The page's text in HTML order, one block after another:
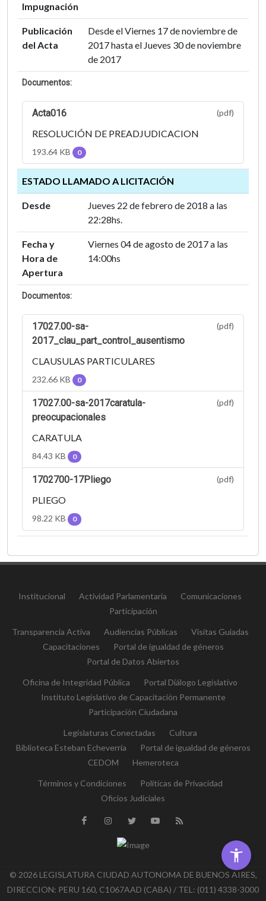
Impugnación
Publicación
del Acta
Desde el Viernes 17 de noviembre de
2017 hasta el Jueves 30 de noviembre
de 2017
Documentos:
Acta016 (pdf)
RESOLUCIÓN DE PREADJUDICACION
193.64 KB 0
ESTADO LLAMADO A LICITACIÓN
Desde
Jueves 22 de febrero de 2018 a las
22:28hs.
Fecha y
Hora de
Apertura
Viernes 04 de agosto de 2017 a las
14:00hs
Documentos:
17027.00-sa-
2017_clau_part_control_ausentismo
(pdf)
CLAUSULAS PARTICULARES
232.66 KB 0
17027.00-sa-2017caratula-
preocupacionales
(pdf)
CARATULA
84.43 KB 0
1702700-17Pliego (pdf)
PLIEGO
98.22 KB 0
Institucional Actividad Parlamentaria
Comunicaciones
Participación
Transparencia Activa Audiencias Públicas
Visitas Guiadas
Capacitaciones
Portal de igualdad de géneros
Portal de Datos Abiertos
Oficina de Integridad Pública
Portal Diálogo Legislativo
Instituto Legislativo de Capacitación Permanente
Participación Ciudadana
Legislaturas Conectadas
Cultura
Biblioteca Esteban Echeverría
Portal de igualdad de géneros
CEDOM
Hemeroteca
Términos y Condiciones
Políticas de Privacidad
Oficios Judiciales
© 2026 LEGISLATURA CIUDAD AUTONOMA DE BUENOS AIRES,
DIRECCION: PERU 160, C1067AAD (CABA) / TEL: (011) 4338-3000